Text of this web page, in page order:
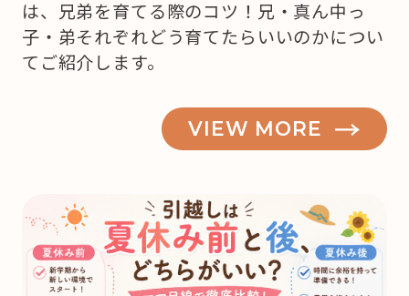
は、兄弟を育てる際のコツ！兄・真ん中っ
子・弟それぞれどう育てたらいいのかについ
てご紹介します。
VIEW MORE